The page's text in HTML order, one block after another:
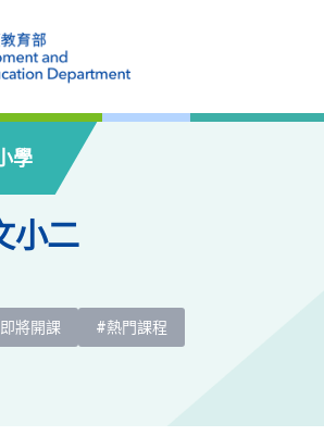
學
小二
將開課 #熱門課程